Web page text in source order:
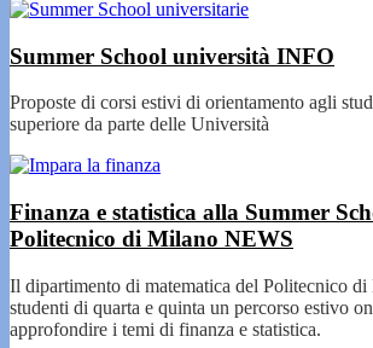
Summer School università INFO
Proposte di corsi estivi di orientamento agli
superiore da parte delle Università
Finanza e statistica alla Summer
Politecnico di Milano NEWS
Il dipartimento di matematica del Politecnico
studenti di quarta e quinta un percorso estivo
approfondire i temi di finanza e statistica.